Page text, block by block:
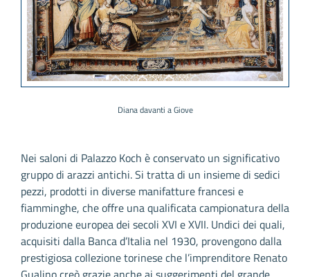
Diana davanti a Giove
Nei saloni di Palazzo Koch è conservato un significativo
gruppo di arazzi antichi. Si tratta di un insieme di sedici
pezzi, prodotti in diverse manifatture francesi e
fiamminghe, che offre una qualificata campionatura della
produzione europea dei secoli XVI e XVII. Undici dei quali,
acquisiti dalla Banca d’Italia nel 1930, provengono dalla
prestigiosa collezione torinese che l’imprenditore Renato